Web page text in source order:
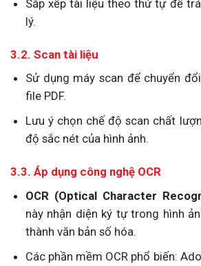
Sắp xếp tài liệu theo thứ tự để
lý.
3.2. Scan tài liệu
Sử dụng máy scan để chuyển
file PDF.
Lưu ý chọn chế độ scan chất
độ sắc nét của hình ảnh.
3.3. Áp dụng công nghệ OCR
OCR (Optical Character
này nhận diện ký tự trong hình
thành văn bản số hóa.
Các phần mềm OCR phổ biến: